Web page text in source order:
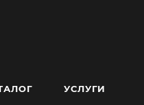
УСЛУГИ